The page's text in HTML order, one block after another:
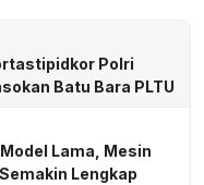
Polri
Batu Bara PLTU
Lama, Mesin
Lengkap